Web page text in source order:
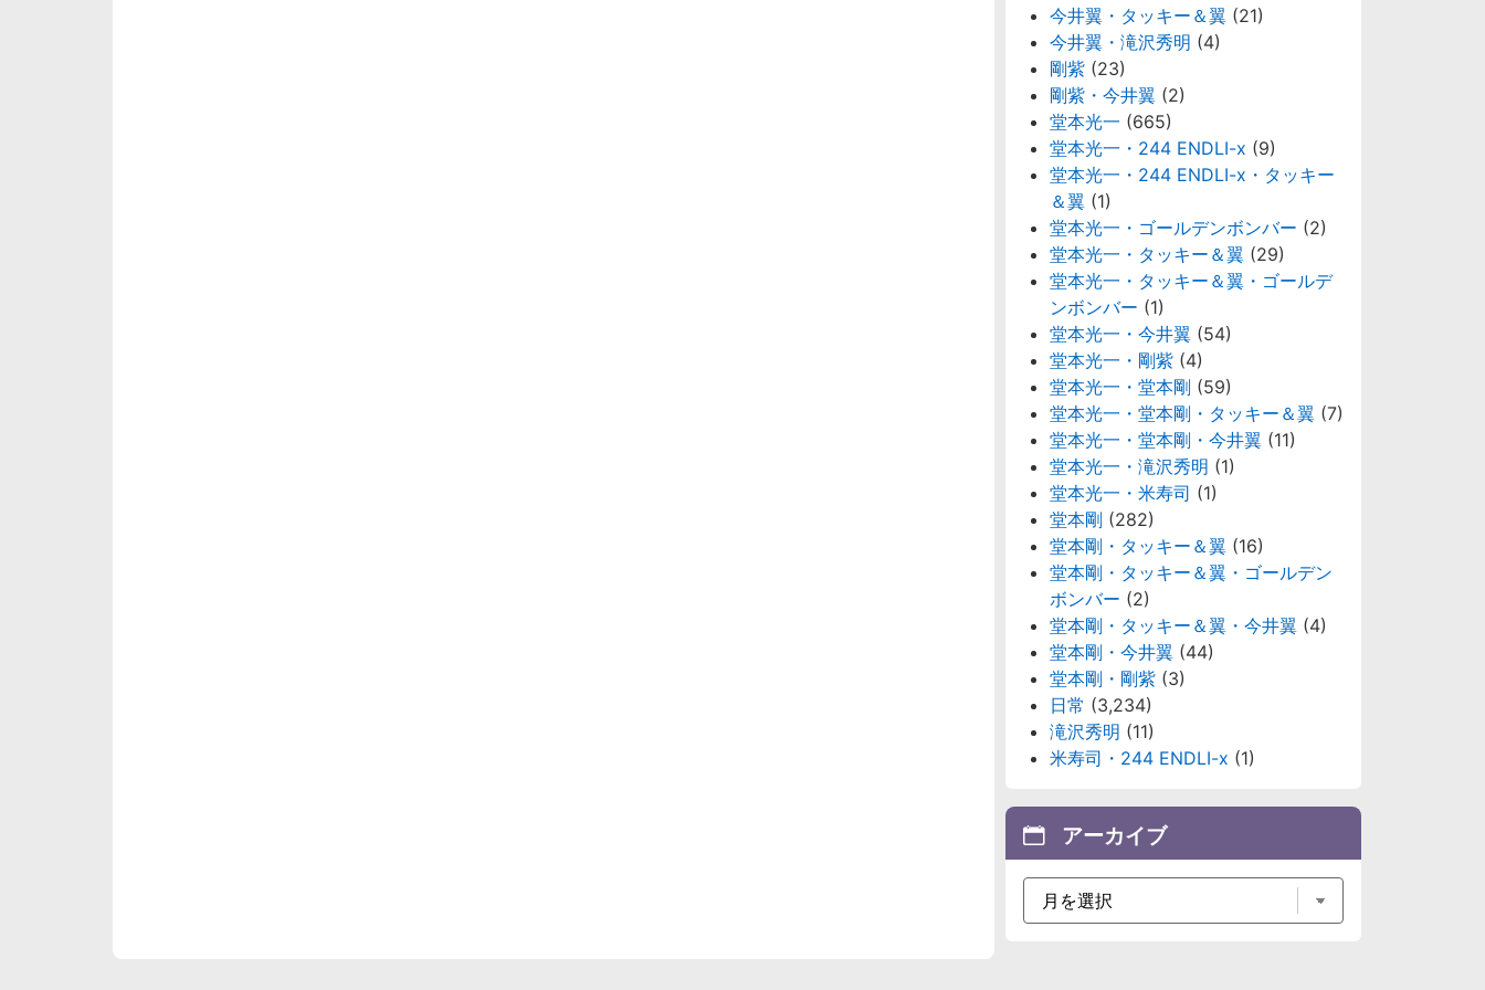
今井翼・タッキー＆翼 (21)
今井翼・滝沢秀明 (4)
剛紫 (23)
剛紫・今井翼 (2)
堂本光一 (665)
堂本光一・244 ENDLI-x (9)
堂本光一・244 ENDLI-x・タッキー
＆翼 (1)
堂本光一・ゴールデンボンバー (2)
堂本光一・タッキー＆翼 (29)
堂本光一・タッキー＆翼・ゴールデ
ンボンバー (1)
堂本光一・今井翼 (54)
堂本光一・剛紫 (4)
堂本光一・堂本剛 (59)
堂本光一・堂本剛・タッキー＆翼 (7)
堂本光一・堂本剛・今井翼 (11)
堂本光一・滝沢秀明 (1)
堂本光一・米寿司 (1)
堂本剛 (282)
堂本剛・タッキー＆翼 (16)
堂本剛・タッキー＆翼・ゴールデン
ボンバー (2)
堂本剛・タッキー＆翼・今井翼 (4)
堂本剛・今井翼 (44)
堂本剛・剛紫 (3)
日常 (3,234)
滝沢秀明 (11)
米寿司・244 ENDLI-x (1)
アーカイブ